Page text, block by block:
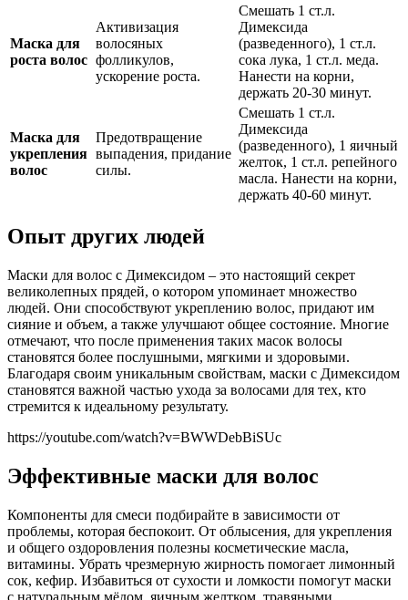
Маска для
роста волос
Активизация
волосяных
фолликулов,
ускорение роста.
Смешать 1 ст.л.
Димексида
(разведенного), 1 ст.л.
сока лука, 1 ст.л. меда.
Нанести на корни,
держать 20-30 минут.
Маска для
укрепления
волос
Предотвращение
выпадения, придание
силы.
Смешать 1 ст.л.
Димексида
(разведенного), 1 яичный
желток, 1 ст.л. репейного
масла. Нанести на корни,
держать 40-60 минут.
Опыт других людей
Маски для волос с Димексидом – это настоящий секрет
великолепных прядей, о котором упоминает множество
людей. Они способствуют укреплению волос, придают им
сияние и объем, а также улучшают общее состояние. Многие
отмечают, что после применения таких масок волосы
становятся более послушными, мягкими и здоровыми.
Благодаря своим уникальным свойствам, маски с Димексидом
становятся важной частью ухода за волосами для тех, кто
стремится к идеальному результату.
https://youtube.com/watch?v=BWWDebBiSUc
Эффективные маски для волос
Компоненты для смеси подбирайте в зависимости от
проблемы, которая беспокоит. От облысения, для укрепления
и общего оздоровления полезны косметические масла,
витамины. Убрать чрезмерную жирность помогает лимонный
сок, кефир. Избавиться от сухости и ломкости помогут маски
с натуральным мёдом, яичным желтком, травяными